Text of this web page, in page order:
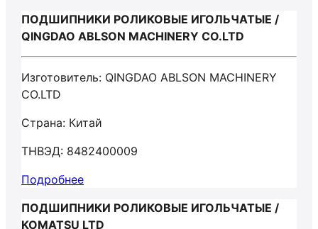
ПОДШИПНИКИ РОЛИКОВЫЕ ИГОЛЬЧАТЫЕ /
QINGDAO ABLSON MACHINERY CO.LTD
Изготовитель: QINGDAO ABLSON MACHINERY
CO.LTD
Страна: Китай
ТНВЭД: 8482400009
Подробнее
ПОДШИПНИКИ РОЛИКОВЫЕ ИГОЛЬЧАТЫЕ /
KOMATSU LTD